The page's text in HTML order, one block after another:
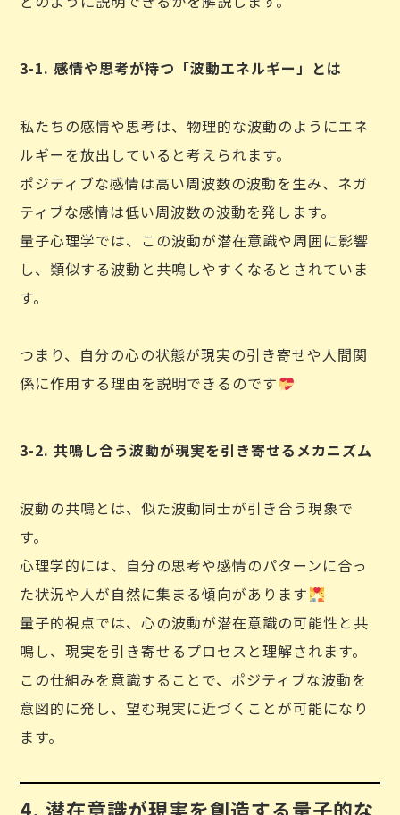
3-1. 感情や思考が持つ「波動エネルギー」とは
私たちの感情や思考は、物理的な波動のようにエネ
ルギーを放出していると考えられます。
ポジティブな感情は高い周波数の波動を生み、ネガ
ティブな感情は低い周波数の波動を発します。
量子心理学では、この波動が潜在意識や周囲に影響
し、類似する波動と共鳴しやすくなるとされていま
す。
つまり、自分の心の状態が現実の引き寄せや人間関
係に作用する理由を説明できるのです
3-2. 共鳴し合う波動が現実を引き寄せるメカニズム
波動の共鳴とは、似た波動同士が引き合う現象で
す。
心理学的には、自分の思考や感情のパターンに合っ
た状況や人が自然に集まる傾向があります
量子的視点では、心の波動が潜在意識の可能性と共
鳴し、現実を引き寄せるプロセスと理解されます。
この仕組みを意識することで、ポジティブな波動を
意図的に発し、望む現実に近づくことが可能になり
ます。
4. 潜在意識が現実を創造する量子的な